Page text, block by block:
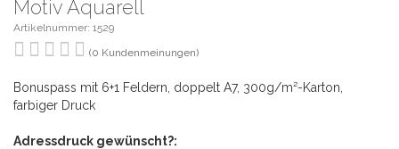
Motiv Aquarell
Artikelnummer: 1529
(0 Kundenmeinungen)
Bonuspass mit 6+1 Feldern, doppelt A7, 300g/m²-Karton,
farbiger Druck
Adressdruck gewünscht?: